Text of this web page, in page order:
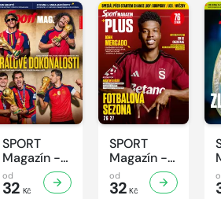
SPORT
Magazín -
31/2026
od
32 Kč
SPORT
Magazín -
30/2026
od
32 Kč